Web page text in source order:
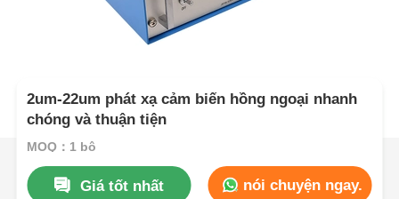
2um-22um phát xạ cảm biến hồng ngoại nhanh
chóng và thuận tiện
MOQ：1 bộ
Giá tốt nhất nói chuyện ngay.